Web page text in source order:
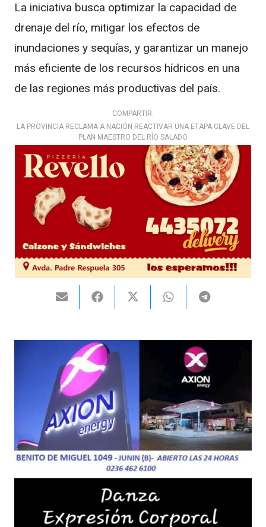
La iniciativa busca optimizar la capacidad de
drenaje del río, mitigar los efectos de
inundaciones y sequías, y garantizar un manejo
más eficiente de los recursos hídricos en una
de las regiones más productivas del país.
COMPARTIR:
LA PROVINCIA RECLAMA A NACIÓN REACTIVAR UNA ETAPA CLAVE DEL
PLAN MAESTRO DEL RÍO SALADO